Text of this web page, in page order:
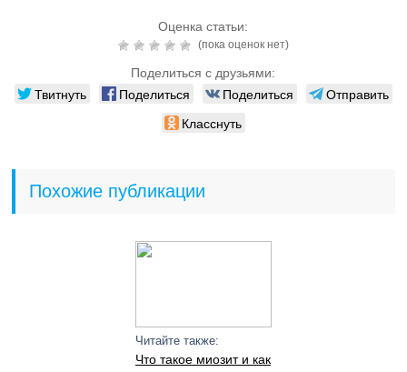
Оценка статьи:
(пока оценок нет)
Поделиться с друзьями:
Твитнуть Поделиться Поделиться
Отправить
Класснуть
Похожие публикации
Читайте также:
Что такое миозит и как